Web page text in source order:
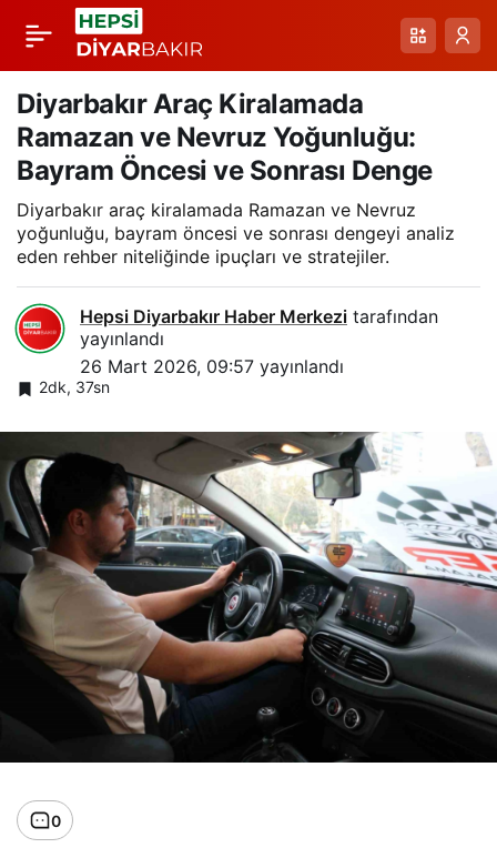
Diyarbakır Araç Kiralamada
Ramazan ve Nevruz Yoğunluğu:
Bayram Öncesi ve Sonrası Denge
Diyarbakır araç kiralamada Ramazan ve Nevruz
yoğunluğu, bayram öncesi ve sonrası dengeyi analiz
eden rehber niteliğinde ipuçları ve stratejiler.
Hepsi Diyarbakır Haber Merkezi tarafından
yayınlandı
26 Mart 2026, 09:57 yayınlandı
2dk, 37sn
0
Diyadin Kanyonu’nda
Buz Şelalesinde Buz
Tırmanışı: WI5
Zorlukta Yeni Rotanın
Paylaş